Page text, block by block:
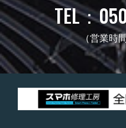
TEL：
（営業時